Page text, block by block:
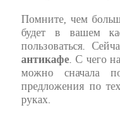
Помните, чем
будет в вашем
пользоваться.
антикафе. С чего
можно сначала
предложения по
руках.